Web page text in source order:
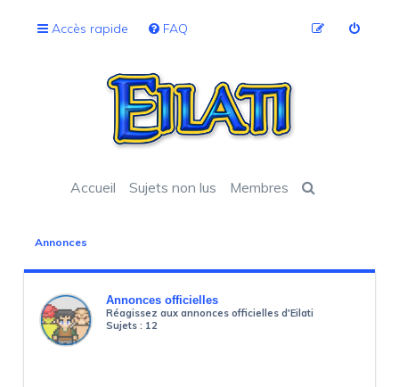
Accès rapide FAQ
Accueil Sujets non lus Membres
Annonces
Annonces officielles
Réagissez aux annonces officielles d'Eilati
Sujets : 12